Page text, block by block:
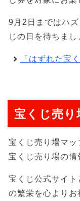
9月2日まではハ
じの日を待ちまし
「はずれた宝
宝くじ売
宝くじ売り場マ
宝くじ売り場の情
宝くじ公式サイト
の繁栄を心よりお